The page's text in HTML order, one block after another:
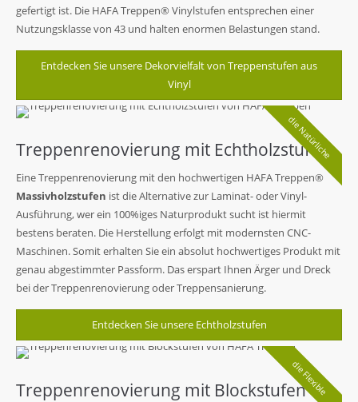
gefertigt ist. Die HAFA Treppen® Vinylstufen entsprechen einer
Nutzungsklasse von 43 und halten enormen Belastungen stand.
Entdecken Sie unsere Dekorvielfalt von Treppenstufen aus
Vinyl
die Natürliche
Treppenrenovierung mit Echtholzstufen
Eine Treppenrenovierung mit den hochwertigen HAFA Treppen®
Massivholzstufen ist die Alternative zur Laminat- oder Vinyl-
Ausführung, wer ein 100%iges Naturprodukt sucht ist hiermit
bestens beraten. Die Herstellung erfolgt mit modernsten CNC-
Maschinen. Somit erhalten Sie ein absolut hochwertiges Produkt mit
genau abgestimmter Passform. Das erspart Ihnen Ärger und Dreck
bei der Treppenrenovierung oder Treppensanierung.
Entdecken Sie unsere Echtholzstufen
die Flexible
Treppenrenovierung mit Blockstufen